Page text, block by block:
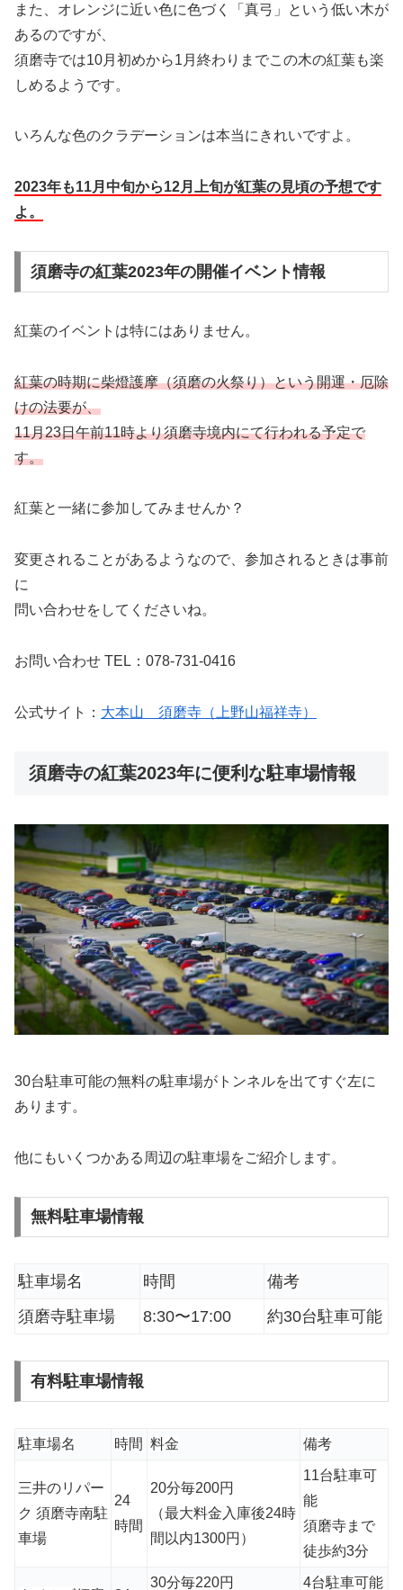
また、オレンジに近い色に色づく「真弓」という低い木が
あるのですが、
須磨寺では10月初めから1月終わりまでこの木の紅葉も楽
しめるようです。
いろんな色のクラデーションは本当にきれいですよ。
2023年も11月中旬から12月上旬が紅葉の見頃の予想です
よ。
須磨寺の紅葉2023年の開催イベント情報
紅葉のイベントは特にはありません。
紅葉の時期に柴燈護摩（須磨の火祭り）という開運・厄除
けの法要が、
11月23日午前11時より須磨寺境内にて行われる予定で
す。
紅葉と一緒に参加してみませんか？
変更されることがあるようなので、参加されるときは事前
に
問い合わせをしてくださいね。
お問い合わせ TEL：078-731-0416
公式サイト： 大本山 須磨寺（上野山福祥寺）
須磨寺の紅葉2023年に便利な駐車場情報
30台駐車可能の無料の駐車場がトンネルを出てすぐ左に
あります。
他にもいくつかある周辺の駐車場をご紹介します。
無料駐車場情報
駐車場名 時間
備考
須磨寺駐車場
8:30〜17:00 約30台駐車可能
有料駐車場情報
駐車場名 時間 料金 備考
三井のリパー
ク 須磨寺南駐
車場
24
時間
20分毎200円
（最大料金入庫後24時
間以内1300円）
11台駐車可
能
須磨寺まで
徒歩約3分
30分毎220円 4台駐車可能